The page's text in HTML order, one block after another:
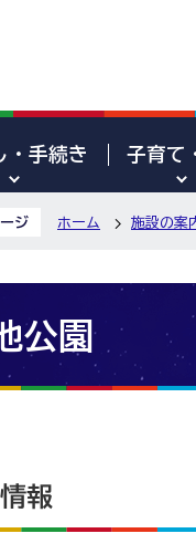
・手続き 子育て
ジ ホーム 施設の案
公園
報